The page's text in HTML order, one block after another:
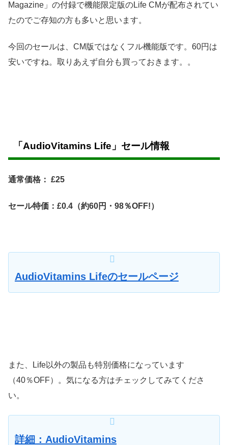
Magazine」の付録で機能限定版のLife CMが配布されてい
たのでご存知の方も多いと思います。
今回のセールは、CM版ではなくフル機能版です。60円は
安いですね。取りあえず自分も買っておきます。。
「AudioVitamins Life」セール情報
通常価格： £25
セール特価：£0.4（約60円・98％OFF!）
AudioVitamins Lifeのセールページ
また、Life以外の製品も特別価格になっています
（40％OFF）。気になる方はチェックしてみてくださ
い。
詳細：AudioVitamins